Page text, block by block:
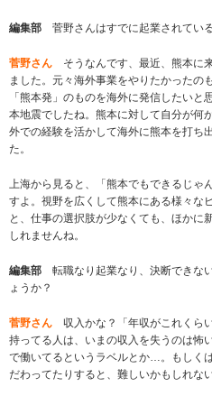
編集部 菅野さんはすでに起業されてい
菅野さん
そうなんです、最近、熊本に
ました。元々海外事業をやりたかったの
「熊本発」のものを海外に発信したい
本地震でしたね。熊本に対して自分が何
外での経験を活かして海外に熊本を打ち
た。
上海から見ると、「熊本でもできるじ
すよ。視野を広くして熊本にある様々な
と、仕事の選択肢が少なくても、ほかに
しれませんね。
編集部 転職なり起業なり、決断できな
ょうか？
菅野さん 収入かな？「年収がこれくら
持ってる人は、いまの収入を失うのは怖
で働いてるというラベルとか…。もしく
だわってたりすると、難しいかもしれな